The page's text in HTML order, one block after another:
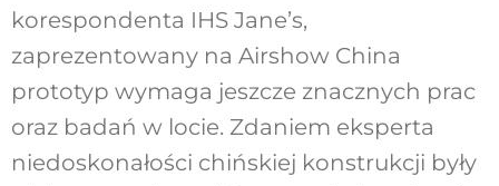
korespondenta IHS Jane’s,
zaprezentowany na Airshow China
prototyp wymaga jeszcze znacznych prac
oraz badań w locie. Zdaniem eksperta
niedoskonałości chińskiej konstrukcji były